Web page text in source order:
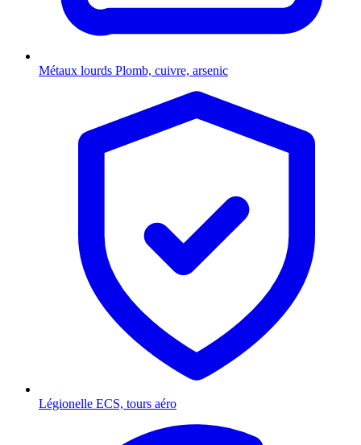
Métaux lourds Plomb, cuivre, arsenic
Légionelle ECS, tours aéro